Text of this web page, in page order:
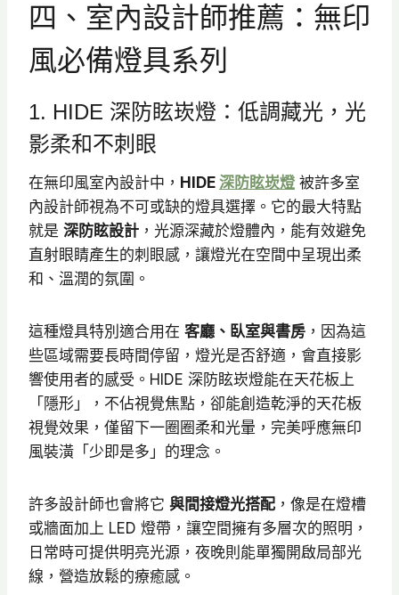
四、室內設計師推薦：無印
風必備燈具系列
1. HIDE 深防眩崁燈：低調藏光，光
影柔和不刺眼
在無印風室內設計中， HIDE 深防眩崁燈 被許多室
內設計師視為不可或缺的燈具選擇。它的最大特點
就是 深防眩設計 ，光源深藏於燈體內，能有效避免
直射眼睛產生的刺眼感，讓燈光在空間中呈現出柔
和、溫潤的氛圍。
這種燈具特別適合用在 客廳、臥室與書房 ，因為這
些區域需要長時間停留，燈光是否舒適，會直接影
響使用者的感受。HIDE 深防眩崁燈能在天花板上
「隱形」，不佔視覺焦點，卻能創造乾淨的天花板
視覺效果，僅留下一圈圈柔和光暈，完美呼應無印
風裝潢「少即是多」的理念。
許多設計師也會將它 與間接燈光搭配 ，像是在燈槽
或牆面加上 LED 燈帶，讓空間擁有多層次的照明，
日常時可提供明亮光源，夜晚則能單獨開啟局部光
線，營造放鬆的療癒感。